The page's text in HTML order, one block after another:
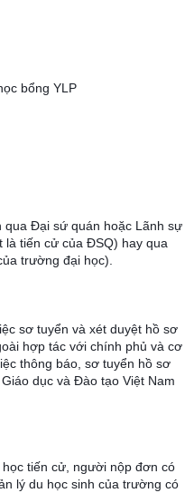
bổng YLP
qua Đại sứ quán hoặc Lãnh sự
là tiến cử của ÐSQ) hay qua
trường đại học).
sơ tuyển và xét duyệt hồ sơ
hợp tác với chính phủ và cơ
thông báo, sơ tuyển hồ sơ
dục và Ðào tạo Việt Nam
tiến cử, người nộp đơn có
lý du học sinh của trường có